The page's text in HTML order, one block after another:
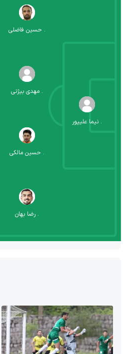
. نیما علیپور
. رضا بهان
. حسین مالکی
. مهدی بیژنی
. حسین فاضلی